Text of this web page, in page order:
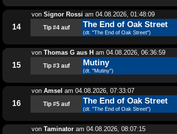
14
von Signor Rossi am 04.08.2026, 01:48:09
Tip #4 auf The End of Oak Street
(dt. "The End of Oak Street")
15
von Thomas G aus H am 04.08.2026, 06:36:59
Tip #3 auf Mutiny
(dt. "Mutiny")
16
von Amsel am 04.08.2026, 07:33:07
Tip #5 auf The End of Oak Street
(dt. "The End of Oak Street")
von Taminator am 04.08.2026, 08:07:15